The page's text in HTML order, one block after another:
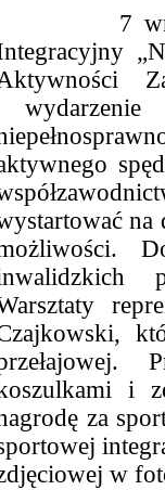
7
na
i
za
w